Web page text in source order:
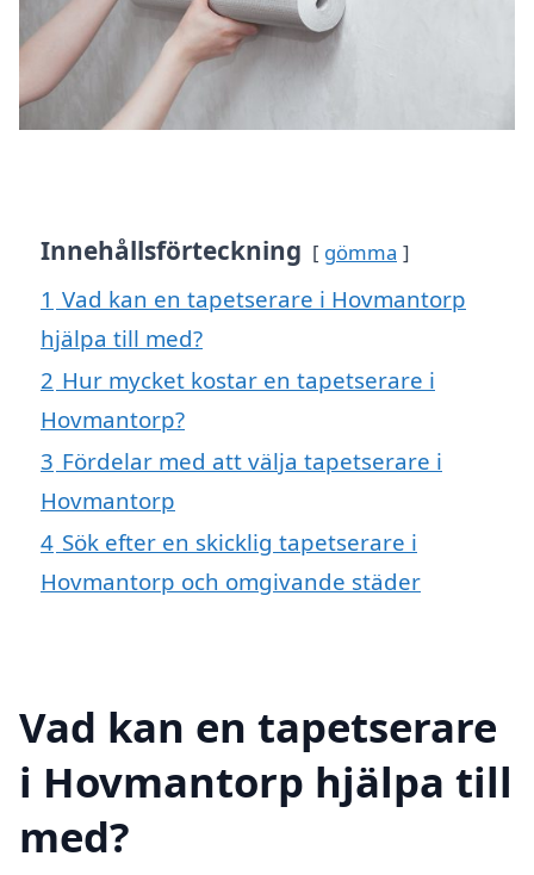
Innehållsförteckning gömma
1 Vad kan en tapetserare i Hovmantorp
hjälpa till med?
2 Hur mycket kostar en tapetserare i
Hovmantorp?
3 Fördelar med att välja tapetserare i
Hovmantorp
4 Sök efter en skicklig tapetserare i
Hovmantorp och omgivande städer
Vad kan en tapetserare
i Hovmantorp hjälpa till
med?